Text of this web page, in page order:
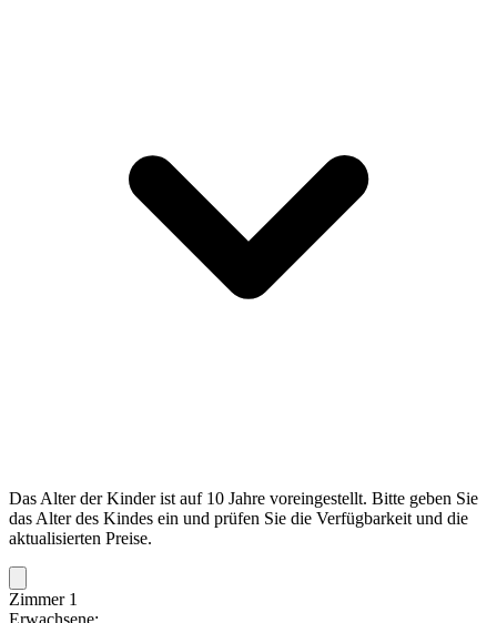
Das Alter der Kinder ist auf 10 Jahre voreingestellt. Bitte geben Sie
das Alter des Kindes ein und prüfen Sie die Verfügbarkeit und die
aktualisierten Preise.
Zimmer 1
Erwachsene: